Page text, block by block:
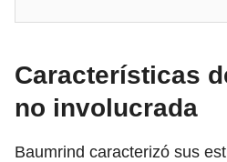
Características
no involucrada
Baumrind caracterizó sus